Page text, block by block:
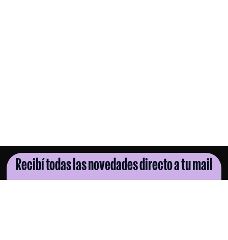
Recibí todas las novedades directo a tu mail